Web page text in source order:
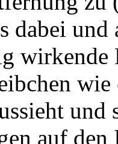
dabei
wirkende
und
auf